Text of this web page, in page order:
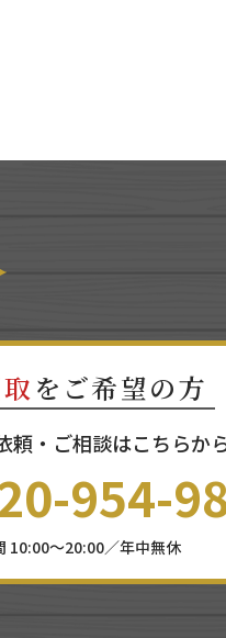
をご希望の方
頼・ご相談はこちらか
954-
10:00～20:00／年中無休